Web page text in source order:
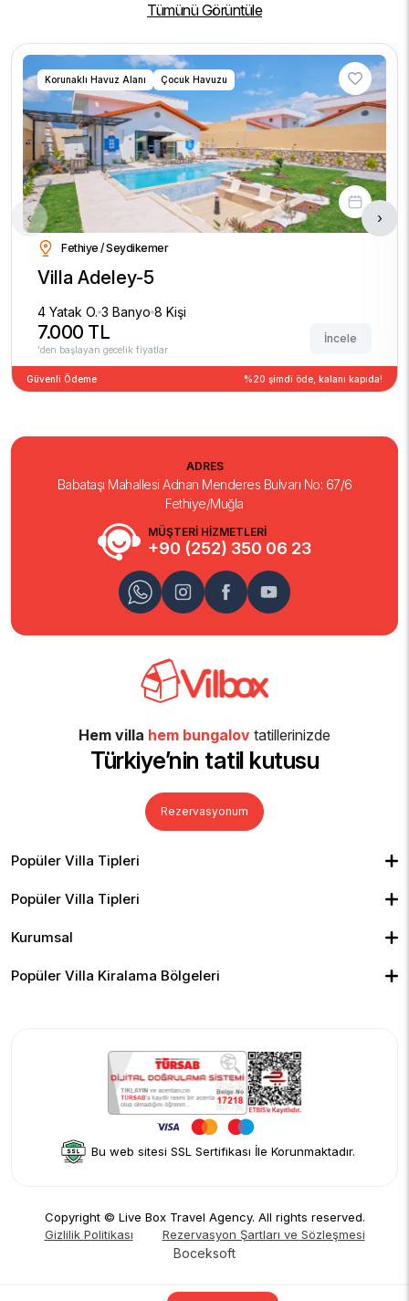
Tümünü Görüntüle
Korunaklı Havuz Alanı Çocuk Havuzu
Fethiye / Seydikemer
Villa Adeley-5
4 Yatak O. 3 Banyo 8 Kişi
7.000 TL
'den başlayan gecelik fiyatlar
İncele
Güvenli Ödeme %20 şimdi öde, kalanı kapıda!
‹ ›
MÜŞTERİ HİZMETLERİ
+90 (252) 350 06 23
ADRES
Babataşı Mahallesi Adnan Menderes Bulvarı No: 67/6
Fethiye/Muğla
Hem villa hem bungalov tatillerinizde
Türkiye’nin tatil kutusu
Rezervasyonum
Popüler Villa Tipleri
Kiralık Bungalov
Kapalı Havuzlu Villalar
Geniş Ailelere Uygun Villalar
Popüler Villa Tipleri
Denize Yakın Villalar
Merkeze Yakın Villalar
Kurumsal
Yorumlar
Hakkımızda
Popüler Villa Kiralama Bölgeleri
Bu web sitesi SSL Sertifikası İle Korunmaktadır.
Copyright © Live Box Travel Agency. All rights reserved.
Gizlilik Politikası
Rezervasyon Şartları ve Sözleşmesi
Boceksoft